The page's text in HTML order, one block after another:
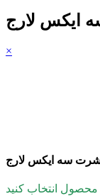
ایکس لارج
×
محصول انتخاب کنید